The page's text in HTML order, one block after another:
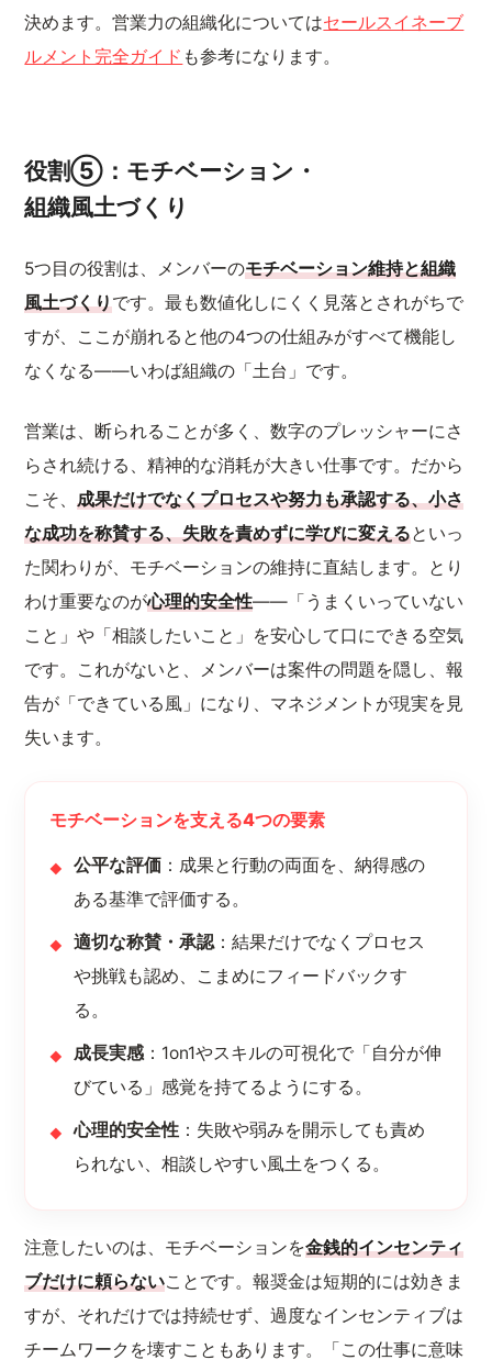
決めます。営業力の組織化についてはセールスイネーブ
ルメント完全ガイド も参考になります。
役割⑤：モチベーション・
組織風土づくり
5つ目の役割は、メンバーのモチベーション維持と組織
風土づくりです。最も数値化しにくく見落とされがちで
すが、ここが崩れると他の4つの仕組みがすべて機能し
なくなる——いわば組織の「土台」です。
営業は、断られることが多く、数字のプレッシャーにさ
らされ続ける、精神的な消耗が大きい仕事です。だから
こそ、成果だけでなくプロセスや努力も承認する、小さ
な成功を称賛する、失敗を責めずに学びに変えるといっ
た関わりが、モチベーションの維持に直結します。とり
わけ重要なのが心理的安全性——「うまくいっていない
こと」や「相談したいこと」を安心して口にできる空気
です。これがないと、メンバーは案件の問題を隠し、報
告が「できている風」になり、マネジメントが現実を見
失います。
モチベーションを支える4つの要素
公平な評価 ：成果と行動の両面を、納得感の
ある基準で評価する。
適切な称賛・承認：結果だけでなくプロセス
や挑戦も認め、こまめにフィードバックす
る。
成長実感 ：1on1やスキルの可視化で「自分が伸
びている」感覚を持てるようにする。
心理的安全性 ：失敗や弱みを開示しても責め
られない、相談しやすい風土をつくる。
注意したいのは、モチベーションを金銭的インセンティ
ブだけに頼らないことです。報奨金は短期的には効きま
すが、それだけでは持続せず、過度なインセンティブは
チームワークを壊すこともあります。「この仕事に意味